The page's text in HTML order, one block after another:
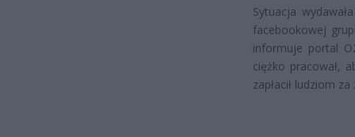
Sytuacja
facebookowej
informuje portal
ciężko pracował,
zapłacił ludziom